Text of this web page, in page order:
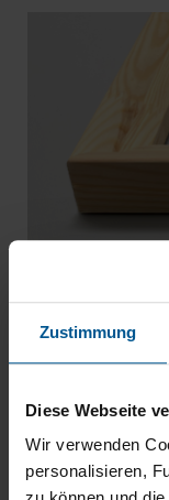
Zustimmung
Diese Webseite
Wir verwenden
personalisieren,
2.
bildet eine20
Vliesplatte. Sie
optimiert.